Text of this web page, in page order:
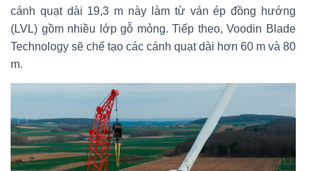
cánh quạt dài 19,3 m này làm từ ván ép đồng hướng
(LVL) gồm nhiều lớp gỗ mỏng. Tiếp theo, Voodin Blade
Technology sẽ chế tạo các cánh quạt dài hơn 60 m và 80
m.